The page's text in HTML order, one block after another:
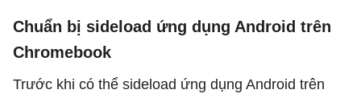
Chuẩn bị sideload ứng dụng Android trên
Chromebook
Trước khi có thể sideload ứng dụng Android trên